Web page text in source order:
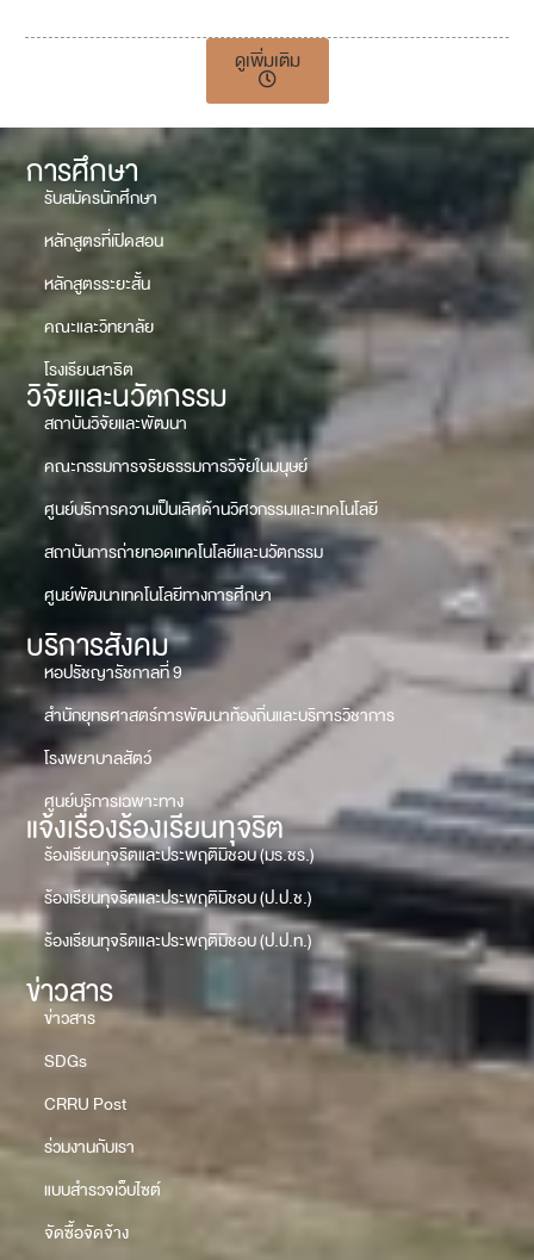
ดูเพิ่มเติม
การศึกษา
รับสมัครนักศึกษา
หลักสูตรที่เปิดสอน
หลักสูตรระยะสั้น
คณะและวิทยาลัย
โรงเรียนสาธิต
วิจัยและนวัตกรรม
สถาบันวิจัยและพัฒนา
คณะกรรมการจริยธรรมการวิจัยในมนุษย์
ศูนย์บริการความเป็นเลิศด้านวิศวกรรมและเทคโนโลยี
สถาบันการถ่ายทอดเทคโนโลยีและนวัตกรรม
ศูนย์พัฒนาเทคโนโลยีทางการศึกษา
บริการสังคม
หอปรัชญารัชกาลที่ 9
สำนักยุทธศาสตร์การพัฒนาท้องถิ่นและบริการวิชาการ
โรงพยาบาลสัตว์
ศูนย์บริการเฉพาะทาง
แจ้งเรื่องร้องเรียนทุจริต
ร้องเรียนทุจริตและประพฤติมิชอบ (มร.ชร.)
ร้องเรียนทุจริตและประพฤติมิชอบ (ป.ป.ช.)
ร้องเรียนทุจริตและประพฤติมิชอบ (ป.ป.ท.)
ข่าวสาร
ข่าวสาร
SDGs
CRRU Post
ร่วมงานกับเรา
แบบสำรวจเว็บไซต์
จัดซื้อจัดจ้าง